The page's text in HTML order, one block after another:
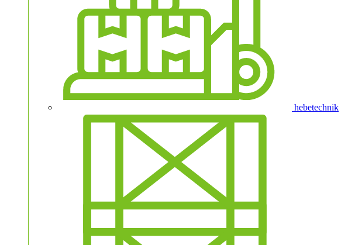
hebetechnik